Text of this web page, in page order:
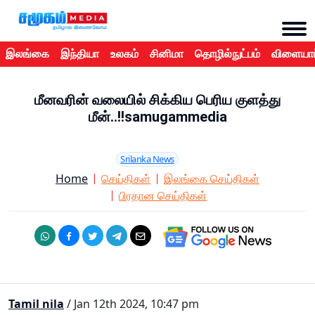
இலங்கை இந்தியா உலகம் சினிமா தொழில்நுட்பம்
மீனவரின் வலையில் சிக்கிய பெரிய குளத்து
மீன்..!!samugammedia
Srilanka News
Home செய்திகள்
இலங்கை செய்திகள்
பிரதான செய்திகள்
Tamil nila / Jan 12th 2024, 10:47 pm